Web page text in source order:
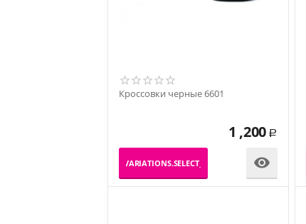
Кроссовки черные 6601
1 ,200 Р
_PRODUCT_VARIATIONS.SELECT_VARIATION 